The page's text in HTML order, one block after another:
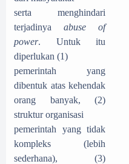
serta menghindari
terjadinya abuse of
power. Untuk itu
diperlukan (1)
pemerintah yang
dibentuk atas kehendak
orang banyak, (2)
struktur organisasi
pemerintah yang tidak
kompleks (lebih
sederhana), (3)